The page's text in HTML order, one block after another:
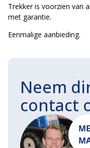
Trekker is voorzien van
met garantie.
Eenmalige aanbieding.
Neem
contact